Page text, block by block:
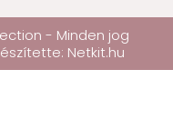
- Minden jog
Netkit.hu